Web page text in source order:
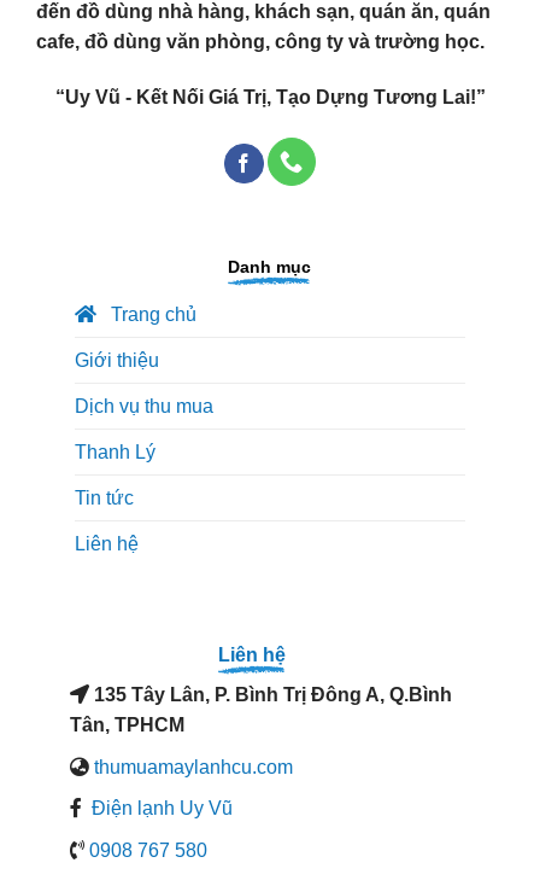
đến đồ dùng nhà hàng, khách sạn, quán ăn, quán
cafe, đồ dùng văn phòng, công ty và trường học.
“Uy Vũ - Kết Nối Giá Trị, Tạo Dựng Tương Lai!”
Danh mục
Trang chủ
Giới thiệu
Dịch vụ thu mua
Thanh Lý
Tin tức
Liên hệ
Liên hệ
135 Tây Lân, P. Bình Trị Đông A, Q.Bình
Tân, TPHCM
thumuamaylanhcu.com
Điện lạnh Uy Vũ
0908 767 580